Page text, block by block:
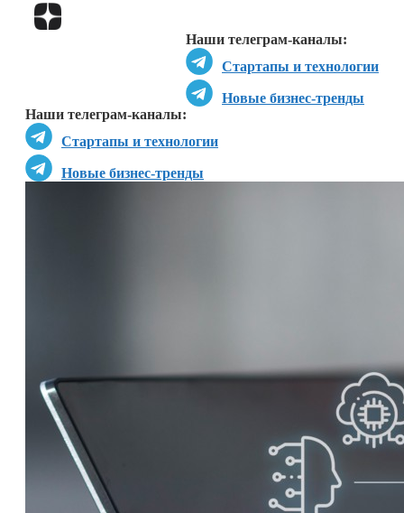
Наши телеграм-каналы:
Стартапы и технологии
Новые бизнес-тренды
Наши телеграм-каналы:
Стартапы и технологии
Новые бизнес-тренды